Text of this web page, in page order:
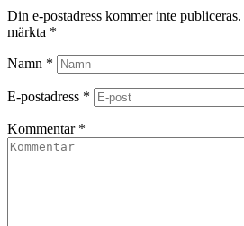
Din e-postadress kommer inte publiceras.
märkta *
Namn *
E-postadress *
Kommentar *